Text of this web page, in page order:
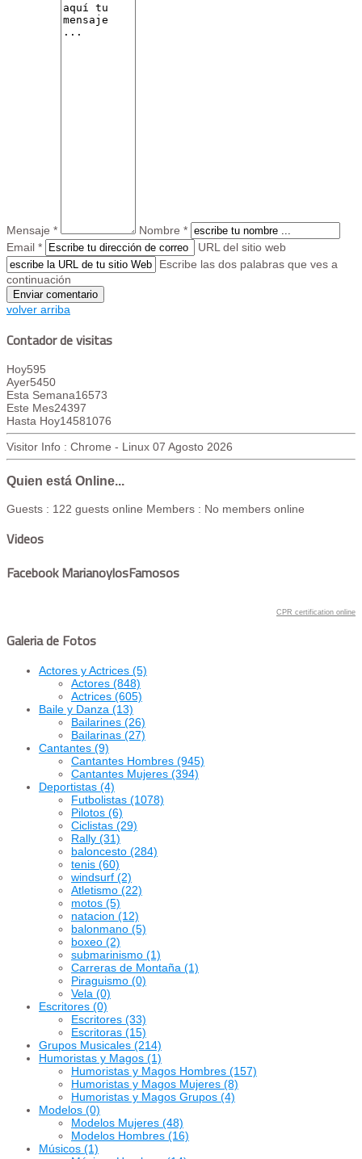
Mensaje *
Nombre *
Email *
URL del sitio web
Escribe las dos palabras que ves a
continuación
volver arriba
Contador de visitas
Hoy595
Ayer5450
Esta Semana16573
Este Mes24397
Hasta Hoy14581076
Visitor Info : Chrome - Linux 07 Agosto 2026
Quien está Online...
Guests : 122 guests online Members : No members online
Videos
Facebook MarianoylosFamosos
CPR certification online
Galeria de Fotos
Actores y Actrices (5)
Actores (848)
Actrices (605)
Baile y Danza (13)
Bailarines (26)
Bailarinas (27)
Cantantes (9)
Cantantes Hombres (945)
Cantantes Mujeres (394)
Deportistas (4)
Futbolistas (1078)
Pilotos (6)
Ciclistas (29)
Rally (31)
baloncesto (284)
tenis (60)
windsurf (2)
Atletismo (22)
motos (5)
natacion (12)
balonmano (5)
boxeo (2)
submarinismo (1)
Carreras de Montaña (1)
Piraguismo (0)
Vela (0)
Escritores (0)
Escritores (33)
Escritoras (15)
Grupos Musicales (214)
Humoristas y Magos (1)
Humoristas y Magos Hombres (157)
Humoristas y Magos Mujeres (8)
Humoristas y Magos Grupos (4)
Modelos (0)
Modelos Mujeres (48)
Modelos Hombres (16)
Músicos (1)